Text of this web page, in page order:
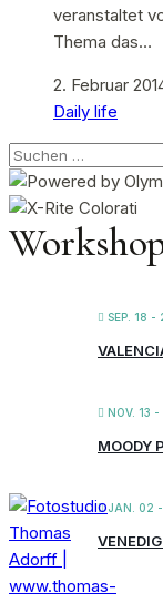
veranstaltet
Thema das…
2. Februar
Daily life
Suchen
nach:
SEP. 18 -
NOV. 13
MOODY
JAN. 02